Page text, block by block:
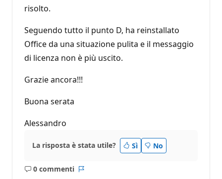
risolto.
Seguendo tutto il punto D, ha reinstallato
Office da una situazione pulita e il messaggio
di licenza non è più uscito.
Grazie ancora!!!
Buona serata
Alessandro
La risposta è stata utile? Sì No
0 commenti
Nessun